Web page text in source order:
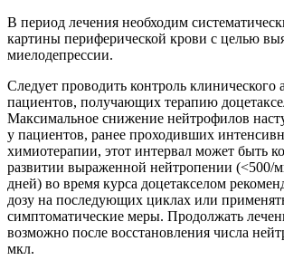
В период лечения необходим
картины периферической крови с целью
миелодепрессии.
Следует проводить контроль клинического
пациентов, получающих терапию
Максимальное снижение нейтрофилов
у пациентов, ранее проходивших
химиотерапии, этот интервал может быть
развитии выраженной нейтропении (<500/
дней) во время курса доцетакселом
дозу на последующих циклах или
симптоматические меры. Продолжать
возможно после восстановления числа
мкл.